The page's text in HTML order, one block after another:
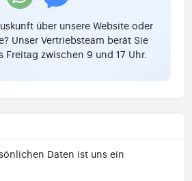
über unsere Website oder
Unser Vertriebsteam berät Sie
zwischen 9 und 17 Uhr.
Daten ist uns ein